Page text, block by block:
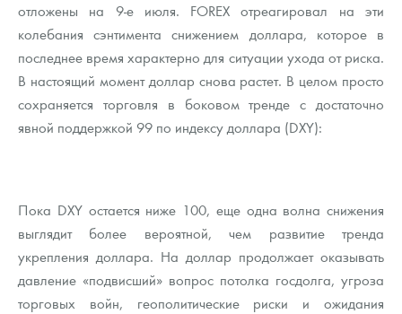
отложены на 9-е июля. FOREX отреагировал на эти
колебания сэнтимента снижением доллара, которое в
последнее время характерно для ситуации ухода от риска.
В настоящий момент доллар снова растет. В целом просто
сохраняется торговля в боковом тренде с достаточно
явной поддержкой 99 по индексу доллара (DXY):
Пока DXY остается ниже 100, еще одна волна снижения
выглядит более вероятной, чем развитие тренда
укрепления доллара. На доллар продолжает оказывать
давление «подвисший» вопрос потолка госдолга, угроза
торговых войн, геополитические риски и ожидания